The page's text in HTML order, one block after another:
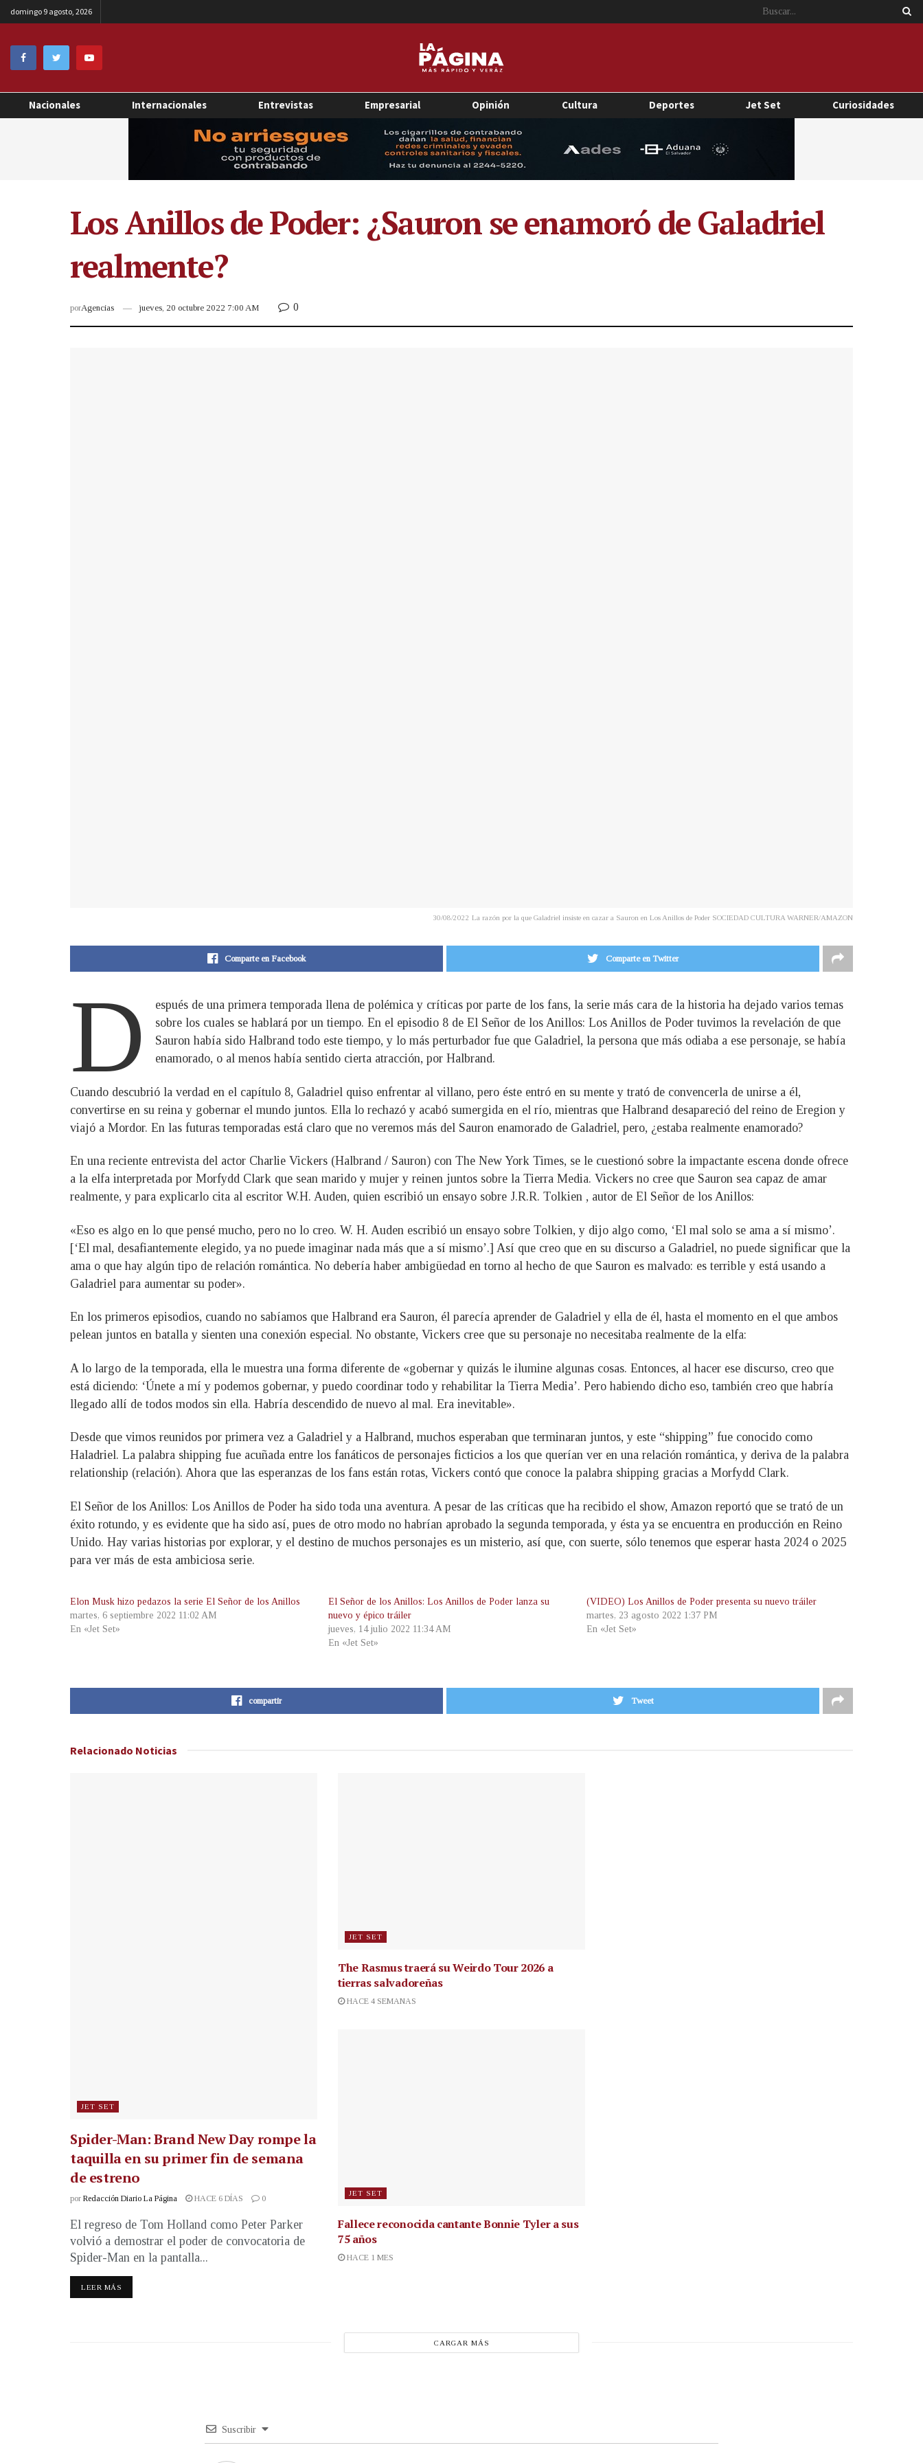
domingo 9 agosto, 2026
Nacionales Internacionales Entrevistas Empresarial Opinión Cultura Deportes Jet Set Curiosidades
Los Anillos de Poder: ¿Sauron se enamoró de Galadriel
realmente?
porAgencias jueves, 20 octubre 2022 7:00 AM 0
30/08/2022 La razón por la que Galadriel insiste en cazar a Sauron en Los Anillos de Poder SOCIEDAD CULTURA WARNER/AMAZON
Comparte en Facebook Comparte en Twitter
D
espués de una primera temporada llena de polémica y críticas por parte de los fans, la serie más cara de la historia ha dejado varios temas
sobre los cuales se hablará por un tiempo. En el episodio 8 de El Señor de los Anillos: Los Anillos de Poder tuvimos la revelación de que
Sauron había sido Halbrand todo este tiempo, y lo más perturbador fue que Galadriel, la persona que más odiaba a ese personaje, se había
enamorado, o al menos había sentido cierta atracción, por Halbrand.
Cuando descubrió la verdad en el capítulo 8, Galadriel quiso enfrentar al villano, pero éste entró en su mente y trató de convencerla de unirse a él,
convertirse en su reina y gobernar el mundo juntos. Ella lo rechazó y acabó sumergida en el río, mientras que Halbrand desapareció del reino de Eregion y
viajó a Mordor. En las futuras temporadas está claro que no veremos más del Sauron enamorado de Galadriel, pero, ¿estaba realmente enamorado?
En una reciente entrevista del actor Charlie Vickers (Halbrand / Sauron) con The New York Times, se le cuestionó sobre la impactante escena donde ofrece
a la elfa interpretada por Morfydd Clark que sean marido y mujer y reinen juntos sobre la Tierra Media. Vickers no cree que Sauron sea capaz de amar
realmente, y para explicarlo cita al escritor W.H. Auden, quien escribió un ensayo sobre J.R.R. Tolkien , autor de El Señor de los Anillos:
«Eso es algo en lo que pensé mucho, pero no lo creo. W. H. Auden escribió un ensayo sobre Tolkien, y dijo algo como, ‘El mal solo se ama a sí mismo’.
[‘El mal, desafiantemente elegido, ya no puede imaginar nada más que a sí mismo’.] Así que creo que en su discurso a Galadriel, no puede significar que la
ama o que hay algún tipo de relación romántica. No debería haber ambigüedad en torno al hecho de que Sauron es malvado: es terrible y está usando a
Galadriel para aumentar su poder».
En los primeros episodios, cuando no sabíamos que Halbrand era Sauron, él parecía aprender de Galadriel y ella de él, hasta el momento en el que ambos
pelean juntos en batalla y sienten una conexión especial. No obstante, Vickers cree que su personaje no necesitaba realmente de la elfa:
A lo largo de la temporada, ella le muestra una forma diferente de «gobernar y quizás le ilumine algunas cosas. Entonces, al hacer ese discurso, creo que
está diciendo: ‘Únete a mí y podemos gobernar, y puedo coordinar todo y rehabilitar la Tierra Media’. Pero habiendo dicho eso, también creo que habría
llegado allí de todos modos sin ella. Habría descendido de nuevo al mal. Era inevitable».
Desde que vimos reunidos por primera vez a Galadriel y a Halbrand, muchos esperaban que terminaran juntos, y este “shipping” fue conocido como
Haladriel. La palabra shipping fue acuñada entre los fanáticos de personajes ficticios a los que querían ver en una relación romántica, y deriva de la palabra
relationship (relación). Ahora que las esperanzas de los fans están rotas, Vickers contó que conoce la palabra shipping gracias a Morfydd Clark.
El Señor de los Anillos: Los Anillos de Poder ha sido toda una aventura. A pesar de las críticas que ha recibido el show, Amazon reportó que se trató de un
éxito rotundo, y es evidente que ha sido así, pues de otro modo no habrían aprobado la segunda temporada, y ésta ya se encuentra en producción en Reino
Unido. Hay varias historias por explorar, y el destino de muchos personajes es un misterio, así que, con suerte, sólo tenemos que esperar hasta 2024 o 2025
para ver más de esta ambiciosa serie.
Elon Musk hizo pedazos la serie El Señor de los Anillos
martes, 6 septiembre 2022 11:02 AM
En «Jet Set»
El Señor de los Anillos: Los Anillos de Poder lanza su
nuevo y épico tráiler
jueves, 14 julio 2022 11:34 AM
En «Jet Set»
(VIDEO) Los Anillos de Poder presenta su nuevo tráiler
martes, 23 agosto 2022 1:37 PM
En «Jet Set»
compartir Tweet
Relacionado Noticias
JET SET
Spider-Man: Brand New Day rompe la
taquilla en su primer fin de semana
de estreno
por Redacción Diario La Página HACE 6 DÍAS 0
El regreso de Tom Holland como Peter Parker
volvió a demostrar el poder de convocatoria de
Spider-Man en la pantalla...
LEER MÁS
JET SET
The Rasmus traerá su Weirdo Tour 2026 a
tierras salvadoreñas
HACE 4 SEMANAS
JET SET
Fallece reconocida cantanteBonnie Tyler a sus
75 años
HACE 1 MES
CARGAR MÁS
Suscribir